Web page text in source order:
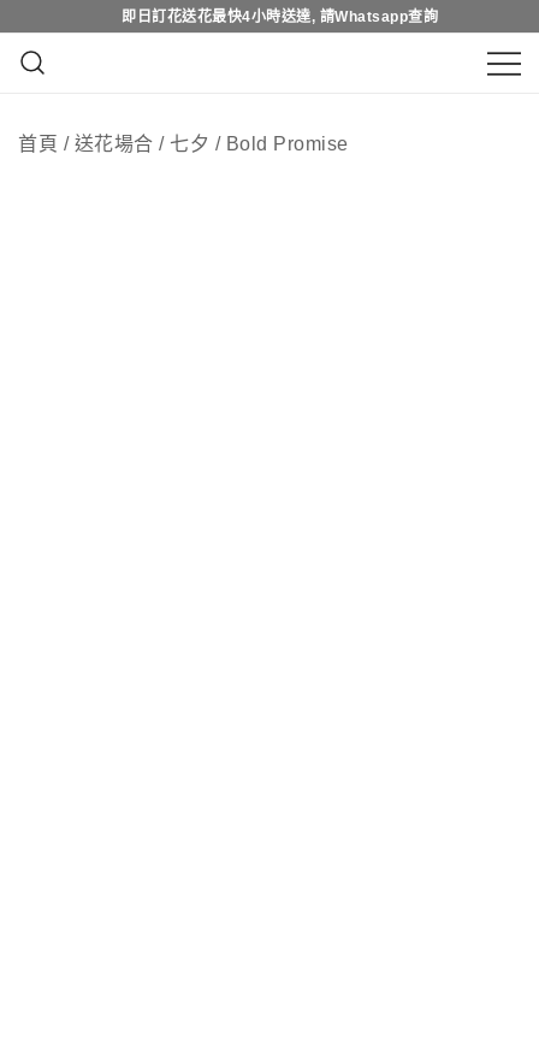
to
content
即日訂花送花最快4小時送達, 請Whatsapp查詢
即日訂花送花最快4小時送達, 請Whatsapp查詢
首頁 / 送花場合 / 七夕 / Bold Promise